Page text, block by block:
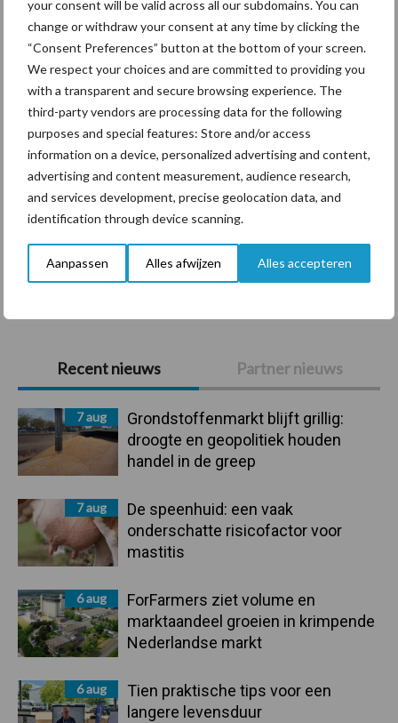
your consent will be valid across all our subdomains. You can
change or withdraw your consent at any time by clicking the
“Consent Preferences” button at the bottom of your screen.
We respect your choices and are committed to providing you
with a transparent and secure browsing experience. The
third-party vendors are processing data for the following
purposes and special features: Store and/or access
information on a device, personalized advertising and content,
advertising and content measurement, audience research,
and services development, precise geolocation data, and
identification through device scanning.
Aanpassen Alles afwijzen Alles accepteren
Primaire
Sidebar
Recent nieuws Partner nieuws
7 aug
Grondstoffenmarkt blijft grillig:
droogte en geopolitiek houden
handel in de greep
7 aug
De speenhuid: een vaak
onderschatte risicofactor voor
mastitis
6 aug
ForFarmers ziet volume en
marktaandeel groeien in krimpende
Nederlandse markt
6 aug
Tien praktische tips voor een
langere levensduur
Themapagina's
Diergezondheid Bemesting Fokkerij
Bedrijfsnieuws
Ligbox &
Voerhekken
Toon meer